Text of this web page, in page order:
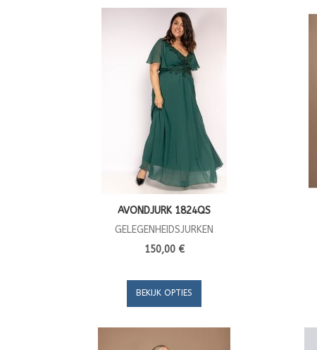
AVONDJURK 1824QS
GELEGENHEIDSJURKEN
150,00 €
BEKIJK OPTIES